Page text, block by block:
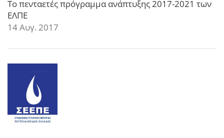
Το πενταετές πρόγραμμα ανάπτυξης 2017-2021 των
ΕΛΠΕ
14 Αυγ. 2017